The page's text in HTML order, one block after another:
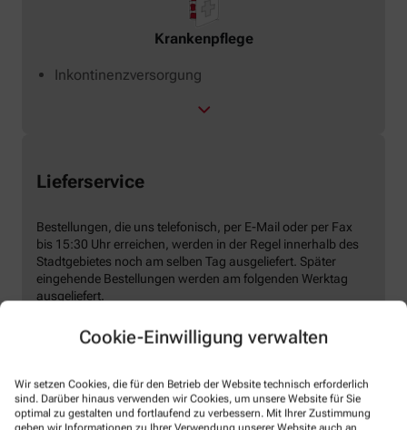
Cookie-Einwilligung verwalten
Wir setzen Cookies, die für den Betrieb der Website technisch erforderlich
sind. Darüber hinaus verwenden wir Cookies, um unsere Website für Sie
optimal zu gestalten und fortlaufend zu verbessern. Mit Ihrer Zustimmung
Krankenpflege
Inkontinenzversorgung
Lieferservice
Bestellungen, die uns telefonisch, per E-Mail oder per Fax
bis 15:30 Uhr erreichen, werden in der Regel innerhalb des
Stadtgebietes noch am selben Tag ausgeliefert. Später
eingehende Bestellungen werden am folgenden Werktag
ausgeliefert.
Der Lieferservice ist kostenlos ab 10,- sonst fallen 3,50 €
Fahrkostenbeteiligung an.
Fahrkostenbeteiligung beliefert.